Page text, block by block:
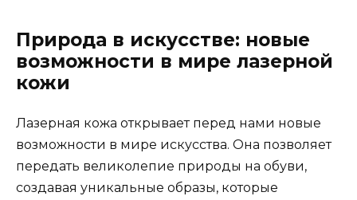
Природа в искусстве: новые
возможности в мире лазерной
кожи
Лазерная кожа открывает перед нами новые
возможности в мире искусства. Она позволяет
передать великолепие природы на обуви,
создавая уникальные образы, которые